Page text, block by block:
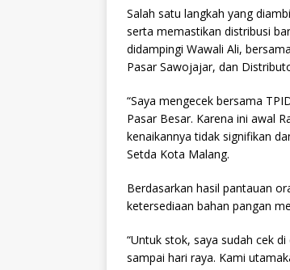
Salah satu langkah yang
serta memastikan distribusi
didampingi Wawali Ali,
Pasar Sawojajar, dan
“Saya mengecek bersama
Pasar Besar. Karena ini awal
kenaikannya tidak signifikan
Setda Kota Malang.
Berdasarkan hasil pantauan
ketersediaan bahan pangan
“Untuk stok, saya sudah cek
sampai hari raya. Kami